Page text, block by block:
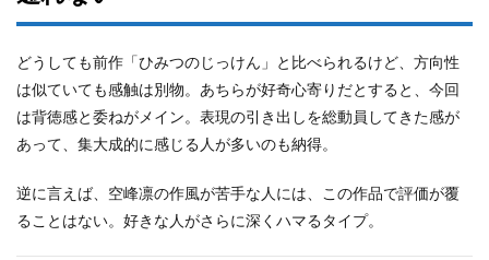
どうしても前作「ひみつのじっけん」と比べられるけど、方向性
は似ていても感触は別物。あちらが好奇心寄りだとすると、今回
は背徳感と委ねがメイン。表現の引き出しを総動員してきた感が
あって、集大成的に感じる人が多いのも納得。
逆に言えば、空峰凛の作風が苦手な人には、この作品で評価が覆
ることはない。好きな人がさらに深くハマるタイプ。